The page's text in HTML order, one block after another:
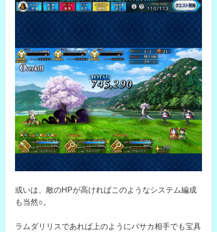
或いは、敵のHPが高ければこのようなシステム編成
も当然○。
ラムダリリスであれば上のようにバサカ相手でも宝具